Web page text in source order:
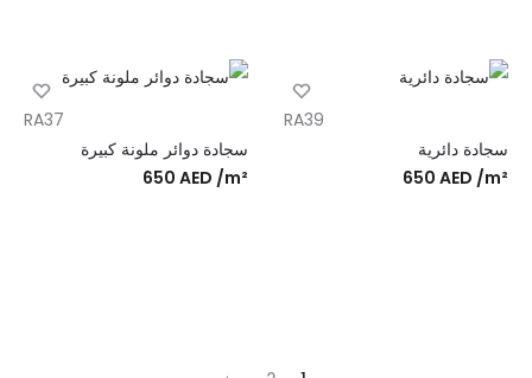
RA39
سجادة دائرية
650 AED /m²
RA37
سجادة دوائر ملونة كبيرة
650 AED /m²